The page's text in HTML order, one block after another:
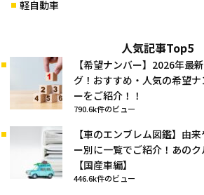
軽自動車
人気記事Top5
【希望ナンバー】2026年最
グ！おすすめ・人気の希望
ーをご紹介！！
790.6k件のビュー
【車のエンブレム図鑑】由
ー別に一覧でご紹介！あの
【国産車編】
446.6k件のビュー